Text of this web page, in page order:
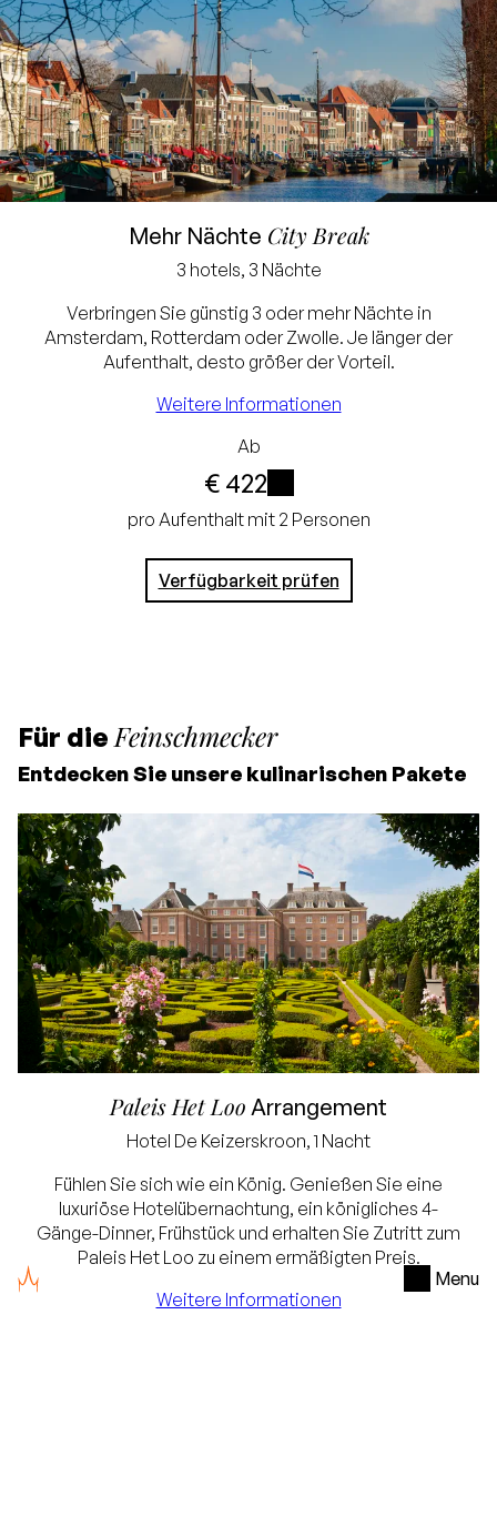
Menu
Mehr Nächte City Break
3 hotels, 3 Nächte
Verbringen Sie günstig 3 oder mehr Nächte in
Amsterdam, Rotterdam oder Zwolle. Je länger der
Aufenthalt, desto größer der Vorteil.
Weitere Informationen
Ab
€ 422
i
Garantiert der
niedrigste Preis
Gratis stornieren bis 24
Stunden im Voraus
Keine Kreditkarte
erforderlich, Sie zahlen
im Hotel
Sie erhalten 10% Rabatt
für einen Aufenthalt von
3 Nächten
Bei einem Aufenthalt von
pro Aufenthalt mit 2 Personen
Verfügbarkeit prüfen
Für dieFeinschmecker
Entdecken Sie unsere kulinarischen Pakete
Paleis Het Loo Arrangement
Hotel De Keizerskroon, 1 Nacht
Fühlen Sie sich wie ein König. Genießen Sie eine
luxuriöse Hotelübernachtung, ein königliches 4-
Gänge-Dinner, Frühstück und erhalten Sie Zutritt zum
Paleis Het Loo zu einem ermäßigten Preis.
Weitere Informationen